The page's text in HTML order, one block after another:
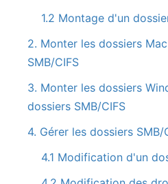
1.2 Montage d'un
2. Monter les dossiers
SMB/CIFS
3. Monter les dossiers
dossiers SMB/CIFS
4. Gérer les dossiers
4.1 Modification d'un